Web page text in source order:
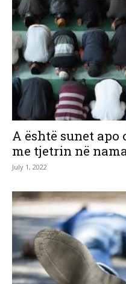
A është sunet
me tjetrin në
July 1, 2022